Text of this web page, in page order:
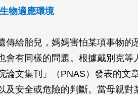
物適應環境
傳給胎兒，媽媽害怕某項事物
會有同樣的問題。根據戴別克
論文集刊」（PNAS）發表的文
及安全或危險的判斷。當母親對